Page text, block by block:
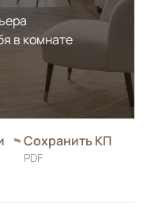
в комнате
Сохранить КП
PDF